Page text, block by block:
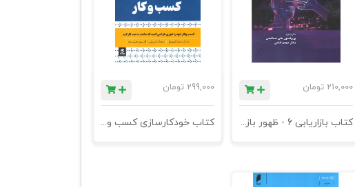
210,000 تومان
کتاب بازاریابی 6 - ظهور بازاریابی فراگیر
299,000 تومان
کتاب خودکارسازی کسب و کار